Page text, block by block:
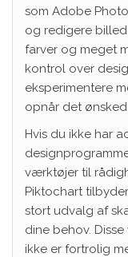
som Adobe
og redigere
farver og meget
kontrol over
eksperimentere
opnår det
Hvis du ikke har
værktøjer til
Piktochart
stort udvalg af
dine behov.
ikke er fortrolig